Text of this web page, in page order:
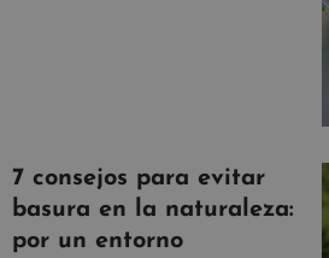
7 consejos para evitar
basura en la naturaleza:
por un entorno